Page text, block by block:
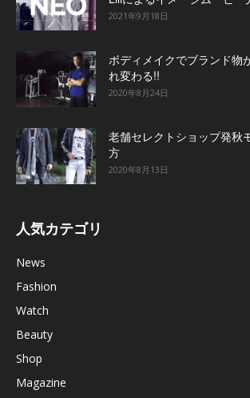
2021年9月18日
ボディメイクでブランド物
れ変わる!!
2020年8月24日
老舗セレクトショップ発秋
方
2020年8月13日
人気カテゴリ
News
Fashion
Watch
Beauty
Shop
Magazine